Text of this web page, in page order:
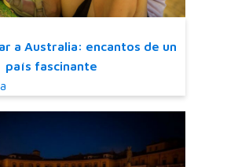
a Australia: encantos de un
país fascinante